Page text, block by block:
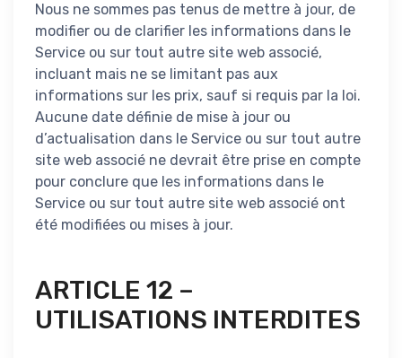
Nous ne sommes pas tenus de mettre à jour, de
modifier ou de clarifier les informations dans le
Service ou sur tout autre site web associé,
incluant mais ne se limitant pas aux
informations sur les prix, sauf si requis par la loi.
Aucune date définie de mise à jour ou
d’actualisation dans le Service ou sur tout autre
site web associé ne devrait être prise en compte
pour conclure que les informations dans le
Service ou sur tout autre site web associé ont
été modifiées ou mises à jour.
ARTICLE 12 –
UTILISATIONS INTERDITES